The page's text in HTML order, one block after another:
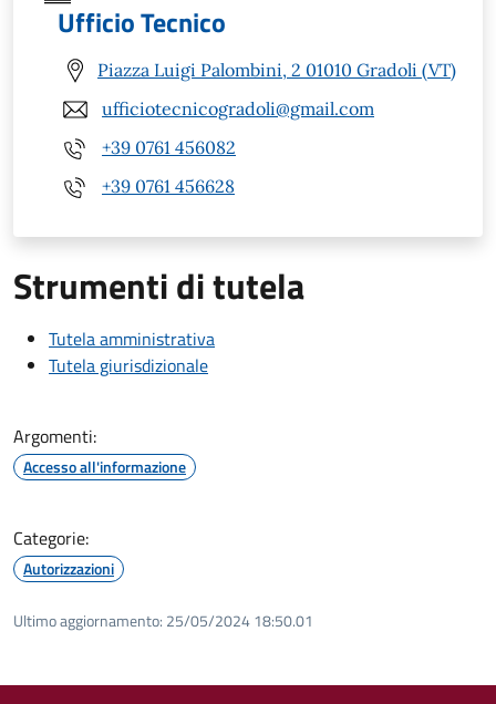
Ufficio Tecnico
Piazza Luigi Palombini, 2 01010 Gradoli (VT)
ufficiotecnicogradoli@gmail.com
+39 0761 456082
+39 0761 456628
Strumenti di tutela
Tutela amministrativa
Tutela giurisdizionale
Argomenti:
Accesso all'informazione
Categorie:
Autorizzazioni
Ultimo aggiornamento: 25/05/2024 18:50.01